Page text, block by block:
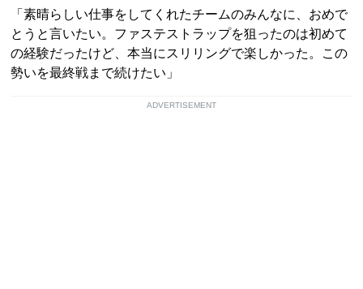
「素晴らしい仕事をしてくれたチームのみんなに、おめで
とうと言いたい。ファステストラップを狙ったのは初めて
の経験だったけど、本当にスリリングで楽しかった。この
勢いを最終戦まで続けたい」
ADVERTISEMENT